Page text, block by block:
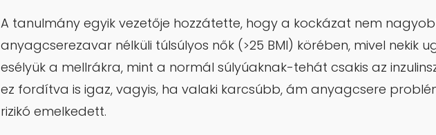
A tanulmány egyik vezetője hozzátette, hogy a kockázat nem
anyagcserezavar nélküli túlsúlyos nők (>25 BMI) körében, mivel nekik
esélyük a mellrákra, mint a normál súlyúaknak-tehát csakis az
ez fordítva is igaz, vagyis, ha valaki karcsúbb, ám anyagcsere
rizikó emelkedett.